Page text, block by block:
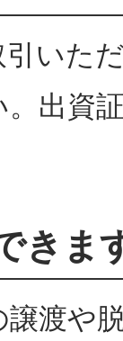
いた
出資
きま
渡や